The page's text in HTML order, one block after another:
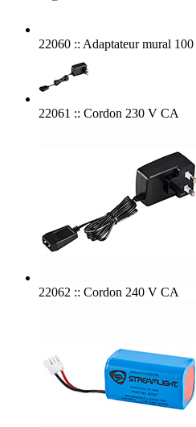
22060 :: Adaptateur mural
22061 :: Cordon 230 V CA
22062 :: Cordon 240 V CA